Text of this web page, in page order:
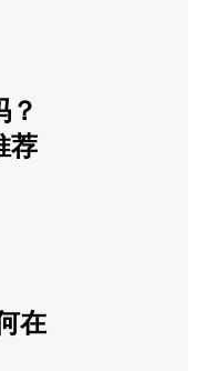
？
荐
在